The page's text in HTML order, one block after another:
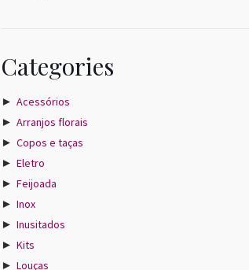
Categories
► Acessórios
► Arranjos florais
► Copos e taças
► Eletro
► Feijoada
► Inox
► Inusitados
► Kits
► Louças